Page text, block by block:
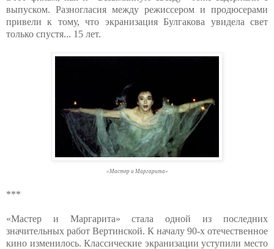
выпуском. Разногласия между режиссером и продюсерами
привели к тому, что экранизация Булгакова увидела свет
только спустя... 15 лет.
«Мастер и Маргарита»
***
«Мастер и Маргарита» стала одной из последних
значительных работ Вертинской. К началу 90-х отечественное
кино изменилось. Классические экранизации уступили место